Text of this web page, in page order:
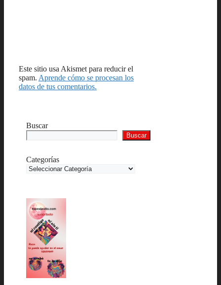
Este sitio usa Akismet para reducir el
spam. Aprende cómo se procesan los
datos de tus comentarios.
Buscar
Buscar
Categorías